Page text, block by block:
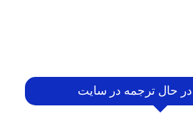
حال ترجمه در سایت